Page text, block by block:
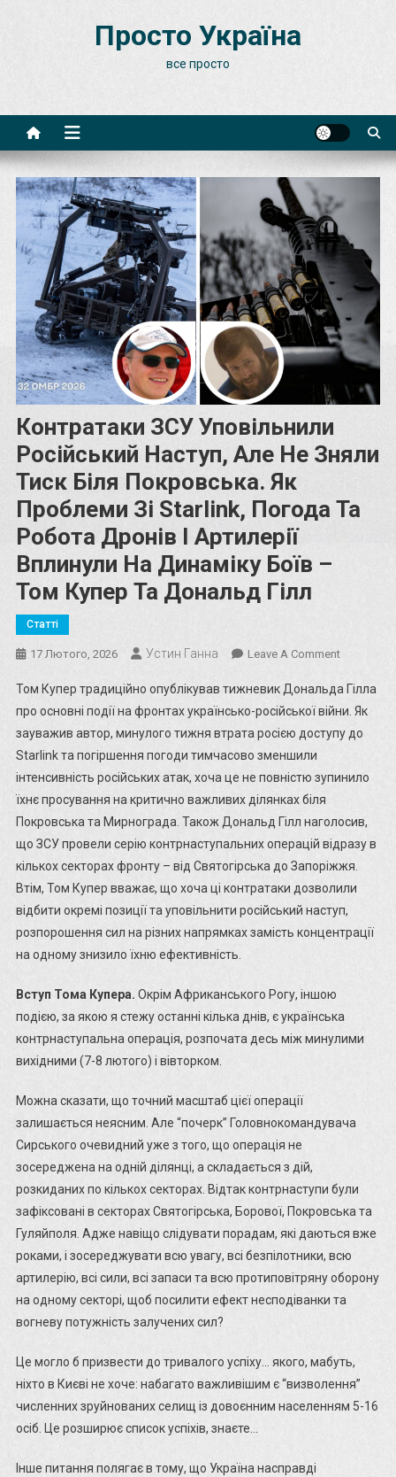
Просто Україна
все просто
Контратаки ЗСУ Уповільнили
Російський Наступ, Але Не Зняли
Тиск Біля Покровська. Як
Проблеми Зі Starlink, Погода Та
Робота Дронів І Артилерії
Вплинули На Динаміку Боїв –
Том Купер Та Дональд Гілл
Статті
17 Лютого, 2026 Устин Ганна Leave A CommentOn
ЗСУ
Але
Зняли
Проблеми
Зі
Робота
Дронів
На
Дональд
Гілл
Том Купер традиційно опублікував тижневик Дональда Гілла
про основні події на фронтах українсько-російської війни. Як
зауважив автор, минулого тижня втрата росією доступу до
Starlink та погіршення погоди тимчасово зменшили
інтенсивність російських атак, хоча це не повністю зупинило
їхнє просування на критично важливих ділянках біля
Покровська та Мирнограда. Також Дональд Гілл наголосив,
що ЗСУ провели серію контрнаступальних операцій відразу в
кількох секторах фронту – від Святогірська до Запоріжжя.
Втім, Том Купер вважає, що хоча ці контратаки дозволили
відбити окремі позиції та уповільнити російський наступ,
розпорошення сил на різних напрямках замість концентрації
на одному знизило їхню ефективність.
Вступ Тома Купера. Окрім Африканського Рогу, іншою
подією, за якою я стежу останні кілька днів, є українська
контрнаступальна операція, розпочата десь між минулими
вихідними (7-8 лютого) і вівторком.
Можна сказати, що точний масштаб цієї операції
залишається неясним. Але “почерк” Головнокомандувача
Сирського очевидний уже з того, що операція не
зосереджена на одній ділянці, а складається з дій,
розкиданих по кількох секторах. Відтак контрнаступи були
зафіксовані в секторах Святогірська, Борової, Покровська та
Гуляйполя. Адже навіщо слідувати порадам, які даються вже
роками, і зосереджувати всю увагу, всі безпілотники, всю
артилерію, всі сили, всі запаси та всю протиповітряну оборону
на одному секторі, щоб посилити ефект несподіванки та
вогневу потужність залучених сил?
Це могло б призвести до тривалого успіху… якого, мабуть,
ніхто в Києві не хоче: набагато важливішим є “визволення”
численних зруйнованих селищ із довоєнним населенням 5-16
осіб. Це розширює список успіхів, знаєте…
Інше питання полягає в тому, що Україна насправді